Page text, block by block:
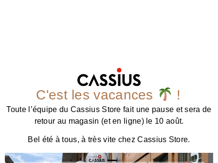
C'est les vacances !
Toute l’équipe du Cassius Store fait une pause et sera de
retour au magasin (et en ligne) le 10 août.
Bel été à tous, à très vite chez Cassius Store.